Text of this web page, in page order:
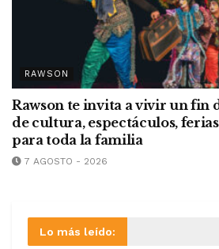
RAWSON
Rawson te invita a vivir un fin
de cultura, espectáculos,
para toda la familia
7 AGOSTO - 2026
Lo más leído: